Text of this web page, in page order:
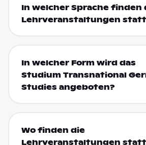
In welcher Sprache finden
Lehrveranstaltungen
In welcher Form wird das
Studium Transnational
Studies angeboten?
Wo finden die
Lehrveranstaltungen